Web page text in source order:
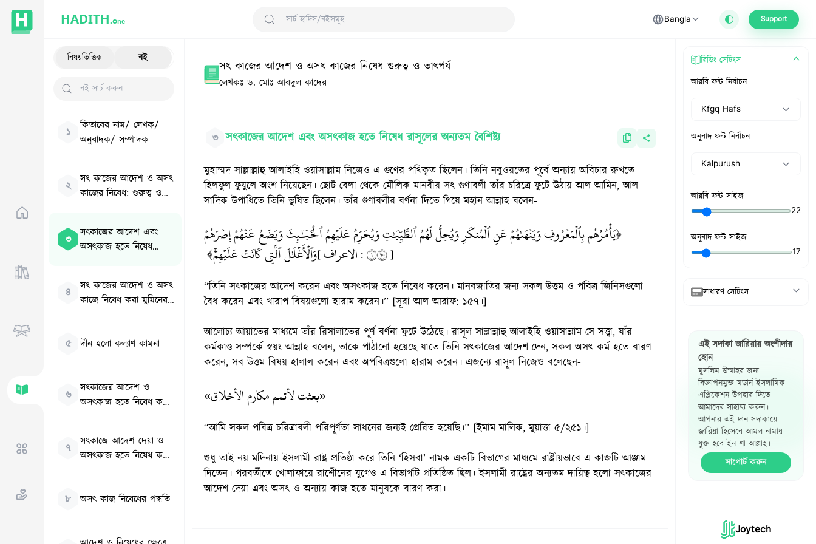
HADITH.One Search Hadith/Books Bangla Support
বিষয়ভিত্তিক বই
১
কিতাবের নাম/ লেখক/
অনুবাদক/ সম্পাদক
২
সৎ কাজের আদেশ ও অসৎ
কাজের নিষেধ: গুরুত্ব ও
৩
সৎকাজের আদেশ এবং
অসৎকাজ হতে নিষেধ
৪
সৎ কাজের আদেশ ও অসৎ
কাজে নিষেধ করা মুমিনের
৫ দীন হলো কল্যাণ কামনা
৬
সৎকাজের আদেশ ও
অসৎকাজ হতে নিষেধ করা
৭
সৎকাজে আদেশ দেয়া ও
অসৎকাজ হতে নিষেধ করার
৮ অসৎ কাজ নিষেধের পদ্ধতি
সৎ কাজের আদেশ ও অসৎ কাজের নিষেধ গুরুত্ব ও তাৎপর্য
লেখকঃ ড. মোঃ আবদুল কাদের
৩ সৎকাজের আদেশ এবং অসৎকাজ হতে নিষেধ রাসূলের অন্যতম বৈশিষ্ট্য
মুহাম্মদ সাল্লাল্লাহু আলাইহি ওয়াসাল্লাম নিজেও এ গুণের পথিকৃত ছিলেন। তিনি নবুওয়তের পূর্বে অন্যায় অবিচার রুখতে
হিলফুল ফুযুলে অংশ নিয়েছেন। ছোট বেলা থেকে মৌলিক মানবীয় সৎ গুণাবলী তাঁর চরিত্রে ফুটে উঠায় আল-আমিন, আল
সাদিক উপাধিতে তিনি ভুষিত ছিলেন। তাঁর গুণাবলীর বর্ণনা দিতে গিয়ে মহান আল্লাহ বলেন-
﴿يَأۡمُرُهُم بِٱلۡمَعۡرُوفِ وَيَنۡهَىٰهُمۡ عَنِ ٱلۡمُنكَرِ وَيُحِلُّ لَهُمُ ٱلطَّيِّبَٰتِ وَيُحَرِّمُ عَلَيۡهِمُ ٱلۡخَبَٰٓئِثَ وَيَضَعُ عَنۡهُمۡ إِصۡرَهُمۡ
وَٱلۡأَغۡلَٰلَ ٱلَّتِي كَانَتۡ عَلَيۡهِمۡۚ﴾[ الاعراف : ١٥٧]
‘‘তিনি সৎকাজের আদেশ করেন এবং অসৎকাজ হতে নিষেধ করেন। মানবজাতির জন্য সকল উত্তম ও পবিত্র জিনিসগুলো
বৈধ করেন এবং খারাপ বিষয়গুলো হারাম করেন।’’ [সূরা আল আরাফ: ১৫৭।]
আলোচ্য আয়াতের মাধ্যমে তাঁর রিসালাতের পূর্ণ বর্ণনা ফুটে উঠেছে। রাসূল সাল্লাল্লাহু আলাইহি ওয়াসাল্লাম সে সত্ত্বা, যাঁর
কর্মকাণ্ড সম্পর্কে স্বয়ং আল্লাহ বলেন, তাকে পাঠানো হয়েছে যাতে তিনি সৎকাজের আদেশ দেন, সকল অসৎ কর্ম হতে বারণ
করেন, সব উত্তম বিষয় হালাল করেন এবং অপবিত্রগুলো হারাম করেন। এজন্যে রাসূল নিজেও বলেছেন-
«بعثت لأتمم مكارم الأخلاق»
‘‘আমি সকল পবিত্র চরিত্রাবলী পরিপূর্ণতা সাধনের জন্যই প্রেরিত হয়েছি।’’ [ইমাম মালিক, মুয়াত্তা ৫/২৫১।]
শুধু তাই নয় মদিনায় ইসলামী রাষ্ট্র প্রতিষ্ঠা করে তিনি ‘হিসবা’ নামক একটি বিভাগের মাধ্যমে রাষ্ট্রীয়ভাবে এ কাজটি আঞ্জাম
দিতেন। পরবর্তীতে খোলাফায়ে রাশেীনের যুগেও এ বিভাগটি প্রতিষ্ঠিত ছিল। ইসলামী রাষ্ট্রের অন্যতম দায়িত্ব হলো সৎকাজের
আদেশ দেয়া এবং অসৎ ও অন্যায় কাজ হতে মানুষকে বারণ করা।
রিডিং সেটিংস
আরবি ফন্ট নির্বাচন
Kfgq Hafs
অনুবাদ ফন্ট নির্বাচন
Kalpurush
আরবি ফন্ট সাইজ
22
অনুবাদ ফন্ট সাইজ
17
সাধারণ সেটিংস
অনুবাদ দেখান
রেফারেন্স দেখান
হাদিস পাশাপাশি
দেখান
এই সদাকা জারিয়ায় অংশীদার
হোন
মুসলিম উম্মাহর জন্য
বিজ্ঞাপনমুক্ত মডার্ন ইসলামিক
এপ্লিকেশন উপহার দিতে
আমাদের সাহায্য করুন।
আপনার এই দান সদাকায়ে
জারিয়া হিসেবে আমল নামায়
যুক্ত হবে ইন শা আল্লাহ।
সাপোর্ট করুন
Joytech